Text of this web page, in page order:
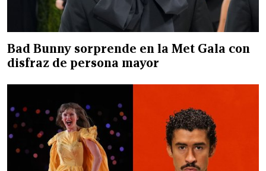
Bad Bunny sorprende en la Met Gala con
disfraz de persona mayor